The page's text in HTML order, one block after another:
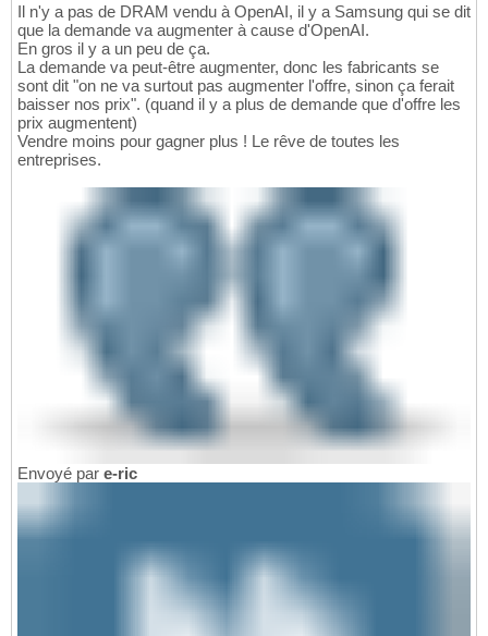
Il n'y a pas de DRAM vendu à OpenAI, il y a Samsung qui se dit
que la demande va augmenter à cause d'OpenAI.
En gros il y a un peu de ça.
La demande va peut-être augmenter, donc les fabricants se
sont dit "on ne va surtout pas augmenter l'offre, sinon ça ferait
baisser nos prix". (quand il y a plus de demande que d'offre les
prix augmentent)
Vendre moins pour gagner plus ! Le rêve de toutes les
entreprises.
Envoyé par e-ric